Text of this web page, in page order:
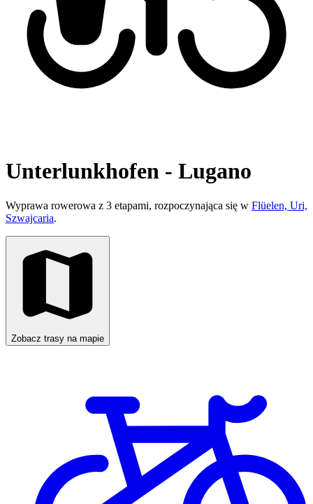
Unterlunkhofen - Lugano
Wyprawa rowerowa z 3 etapami, rozpoczynająca się w Flüelen, Uri,
Szwajcaria.
Zobacz trasy na mapie